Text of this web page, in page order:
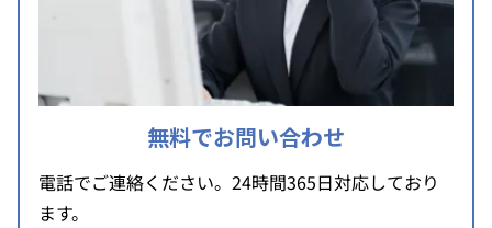
無料でお問い合わせ
電話でご連絡ください。24時間365日対応しており
ます。